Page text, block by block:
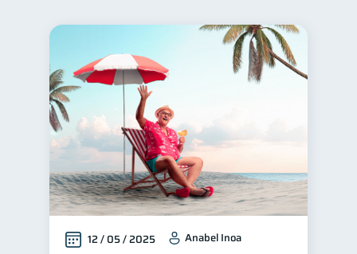
Manejo de deudas
Educación financiera
Finanzas para jóvenes
Control de deudas 30
Finanzas familiares 25
Inclusión financiera 22
Bienestar financiero 22
Finanzas para mujeres 20
12 / 05 / 2025 Anabel Inoa